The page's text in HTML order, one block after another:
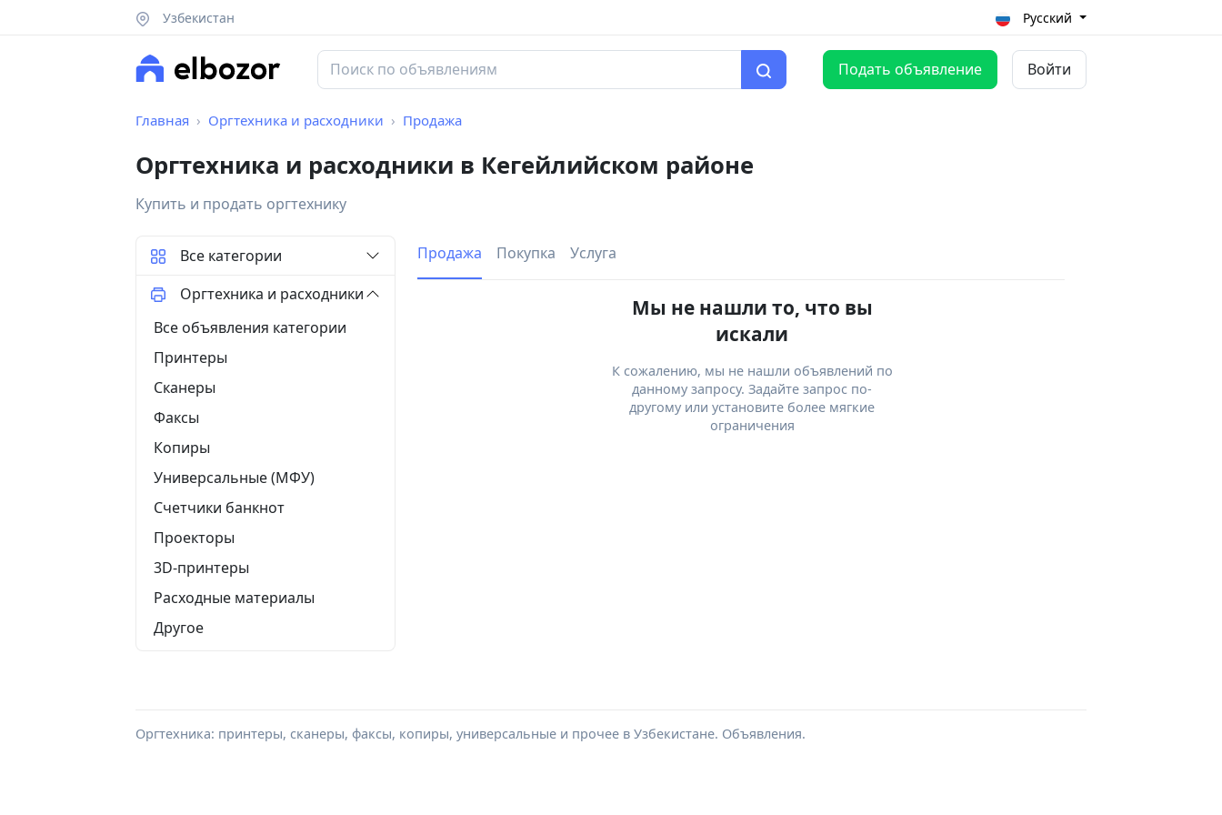
Узбекистан Русский
Подать объявление Войти
Главная Оргтехника и расходники Продажа
Оргтехника и расходники в Кегейлийском районе
Купить и продать оргтехнику
Продажа Покупка Услуга
Мы не нашли то, что вы
искали
К сожалению, мы не нашли объявлений по
данному запросу. Задайте запрос по-
другому или установите более мягкие
ограничения
Все категории
Оргтехника и расходники
Все объявления категории
Принтеры
Сканеры
Факсы
Копиры
Универсальные (МФУ)
Счетчики банкнот
Проекторы
3D-принтеры
Расходные материалы
Другое
Оргтехника: принтеры, сканеры, факсы, копиры, универсальные и прочее в Узбекистане. Объявления.